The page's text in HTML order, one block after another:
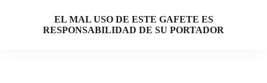
EL MAL USO DE ESTE GAFETE ES
RESPONSABILIDAD DE SU PORTADOR